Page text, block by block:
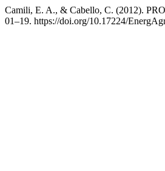
Camili, E. A., & Cabello, C. (2012).
01–19. https://doi.org/10.17224/